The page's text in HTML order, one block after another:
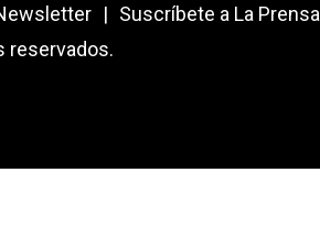
| Suscríbete a La Prensa
reservados.